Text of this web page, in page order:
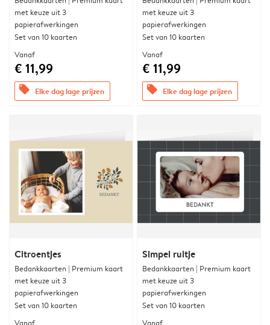
met keuze uit 3
papierafwerkingen
Set van 10 kaarten
Vanaf
€ 11,99
offers Elke dag lage prijzen
met keuze uit 3
papierafwerkingen
Set van 10 kaarten
Vanaf
€ 11,99
offers Elke dag lage prijzen
Citroentjes
Bedankkaarten | Premium kaart
met keuze uit 3
papierafwerkingen
Set van 10 kaarten
Vanaf
Simpel ruitje
Bedankkaarten | Premium kaart
met keuze uit 3
papierafwerkingen
Set van 10 kaarten
Vanaf